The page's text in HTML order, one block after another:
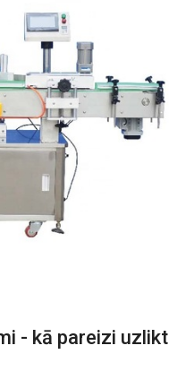
- kā pareizi uzlikt